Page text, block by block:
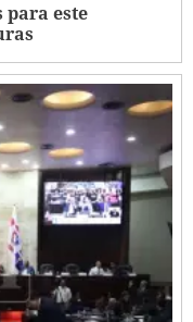
para este